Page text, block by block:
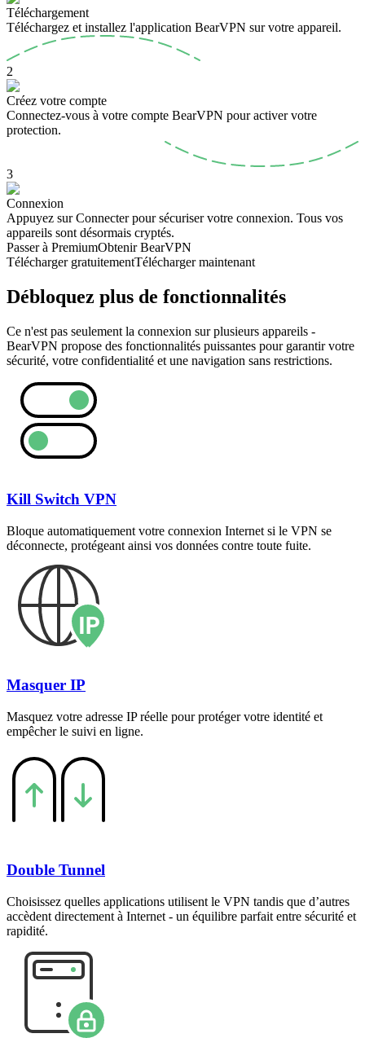
Téléchargement
Téléchargez et installez l'application BearVPN sur votre appareil.
2
Créez votre compte
Connectez-vous à votre compte BearVPN pour activer votre
protection.
3
Connexion
Appuyez sur Connecter pour sécuriser votre connexion. Tous vos
appareils sont désormais cryptés.
Passer à PremiumObtenir BearVPN
Télécharger gratuitementTélécharger maintenant
Débloquez plus de fonctionnalités
Ce n'est pas seulement la connexion sur plusieurs appareils -
BearVPN propose des fonctionnalités puissantes pour garantir votre
sécurité, votre confidentialité et une navigation sans restrictions.
Kill Switch VPN
Bloque automatiquement votre connexion Internet si le VPN se
déconnecte, protégeant ainsi vos données contre toute fuite.
Masquer IP
Masquez votre adresse IP réelle pour protéger votre identité et
empêcher le suivi en ligne.
Double Tunnel
Choisissez quelles applications utilisent le VPN tandis que d’autres
accèdent directement à Internet - un équilibre parfait entre sécurité et
rapidité.